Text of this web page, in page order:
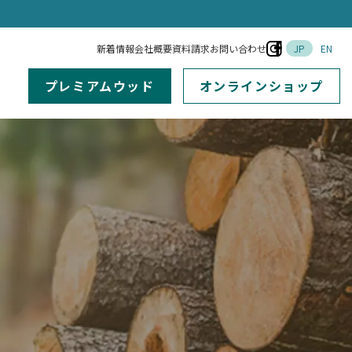
新着情報会社概要資料請求お問い合わせ JP EN
プレミアムウッド オンラインショップ